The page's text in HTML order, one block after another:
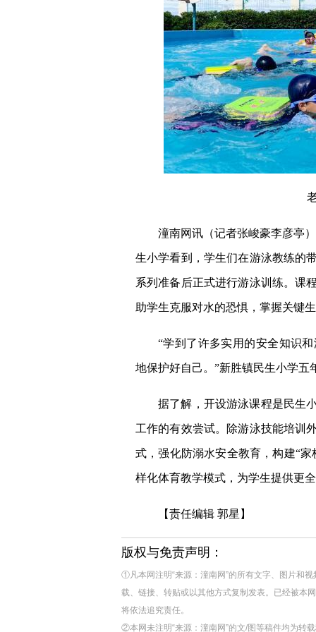
潼南网讯（记者张峻豪李彦亭
生小学看到，学生们在游泳教练的
系列准备后正式进行游泳训练。课
助学生克服对水的恐惧，掌握关键
“学到了许多实用的安全知识
地保护好自己。”新胜镇民生小学五
据了解，开设游泳课程是民生
工作的有效尝试。除游泳技能培训
式，强化防溺水安全教育，构建“
样化体育教学模式，为学生提供更
【责任编辑 郭星】
版权与免责声明：
①凡本网注明“来源：潼南网”的所有文字、图片和
载、链接、转贴或以其他方式复制发表。已经被本
将依法追究责任。
②本网未注明“来源：潼南网”的文/图等稿件均为转